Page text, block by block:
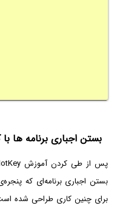
بستن اجباری برنامه ها با
بستن اجباری برنامه‌ای که
برای چنین کاری طراحی شده